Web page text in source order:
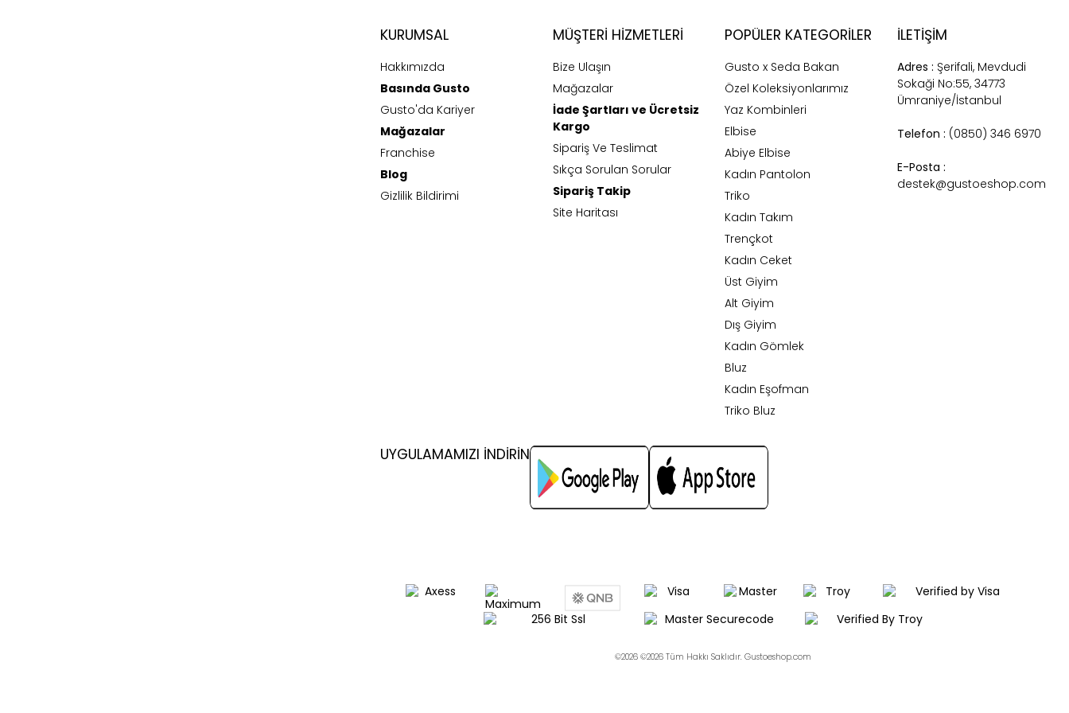
KURUMSAL
Hakkımızda
Basında Gusto
Gusto'da Kariyer
Mağazalar
Franchise
Blog
Gizlilik Bildirimi
MÜŞTERI HIZMETLERI
Bize Ulaşın
Mağazalar
İade Şartları ve Ücretsiz
Kargo
Sipariş Ve Teslimat
Sıkça Sorulan Sorular
Sipariş Takip
Site Haritası
POPÜLER KATEGORILER
Gusto x Seda Bakan
Özel Koleksiyonlarımız
Yaz Kombinleri
Elbise
Abiye Elbise
Kadın Pantolon
Triko
Kadın Takım
Trençkot
Kadın Ceket
Üst Giyim
Alt Giyim
Dış Giyim
Kadın Gömlek
Bluz
Kadın Eşofman
Triko Bluz
İLETİŞİM
Adres : Şerifali, Mevdudi
Sokaği No:55, 34773
Ümraniye/İstanbul
Telefon : (0850) 346 6970
E-Posta :
destek@gustoeshop.com
UYGULAMAMIZI İNDİRİN
©2026 ©2026 Tüm Hakkı Saklıdır. Gustoeshop.com